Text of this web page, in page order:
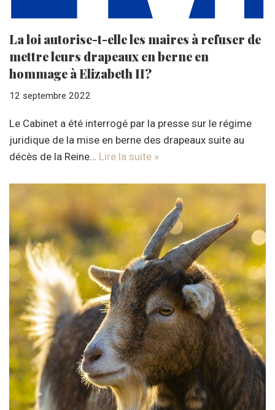
La loi autorise-t-elle les maires à refuser de
mettre leurs drapeaux en berne en
hommage à Elizabeth II?
12 septembre 2022
Le Cabinet a été interrogé par la presse sur le régime
juridique de la mise en berne des drapeaux suite au
décès de la Reine… Lire la suite »